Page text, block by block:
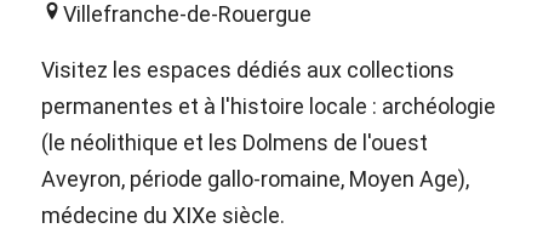
Villefranche-de-Rouergue
Visitez les espaces dédiés aux collections
permanentes et à l'histoire locale : archéologie
(le néolithique et les Dolmens de l'ouest
Aveyron, période gallo-romaine, Moyen Age),
médecine du XIXe siècle.